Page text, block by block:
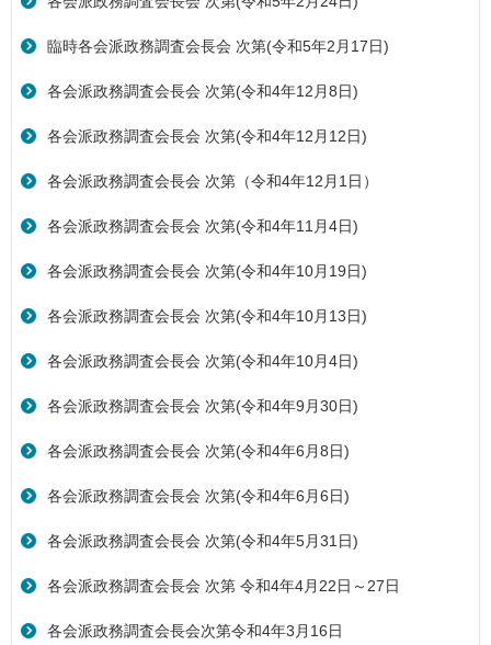
臨時各会派政務調査会長会 次第(令和5年2月17日)
各会派政務調査会長会 次第(令和4年12月8日)
各会派政務調査会長会 次第(令和4年12月12日)
各会派政務調査会長会 次第（令和4年12月1日）
各会派政務調査会長会 次第(令和4年11月4日)
各会派政務調査会長会 次第(令和4年10月19日)
各会派政務調査会長会 次第(令和4年10月13日)
各会派政務調査会長会 次第(令和4年10月4日)
各会派政務調査会長会 次第(令和4年9月30日)
各会派政務調査会長会 次第(令和4年6月8日)
各会派政務調査会長会 次第(令和4年6月6日)
各会派政務調査会長会 次第(令和4年5月31日)
各会派政務調査会長会 次第 令和4年4月22日～27日
各会派政務調査会長会次第令和4年3月16日